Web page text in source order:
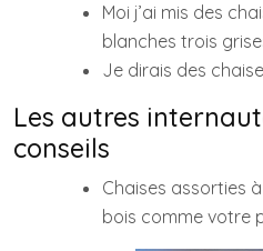
Moi j’ai mis des
blanches trois
Je dirais des
Les autres
conseils
Chaises assorties
bois comme votre